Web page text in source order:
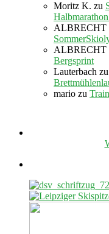
Moritz K. zu
ALBRECHT
ALBRECHT
Bergsprint
Lauterbach zu
mario zu